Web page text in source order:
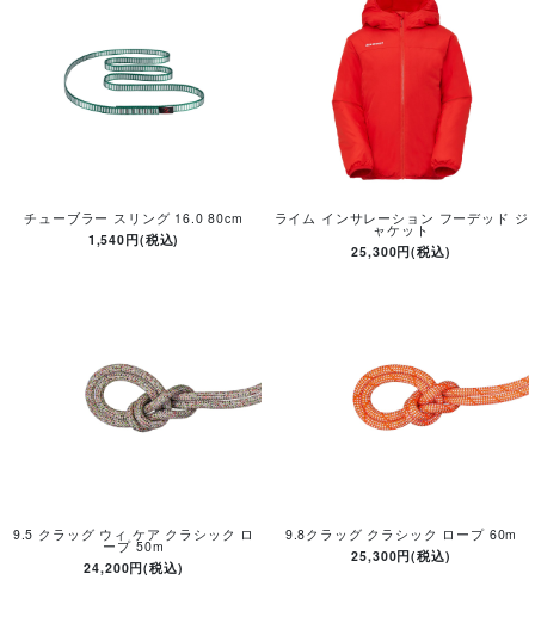
チューブラー スリング 16.0 80cm
1,540円(税込)
ライム インサレーション フーデッド ジ
ャケット
25,300円(税込)
9.5 クラッグ ウィ ケア クラシック ロ
ープ 50m
24,200円(税込)
9.8クラッグ クラシック ロープ 60m
25,300円(税込)